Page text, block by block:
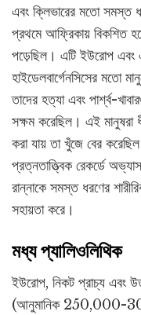
এবং ক্লিভারের মতো সমস্ত
প্রথমে আফ্রিকায় বিকশিত
পড়েছিল। এটি ইউরোপ এবং
হাইডেলবার্গেনসিসের মতো
তাদের হত্যা এবং পার্শ্ব-
সক্ষম করেছিল। এই মানুষরা
করা যায় তা খুঁজে বের
প্রত্নতাত্ত্বিক রেকর্ডে
রান্নাকে সমস্ত ধরণের
সহায়তা করে।
মধ্য প্যালিওলিথিক
ইউরোপ, নিকট প্রাচ্য এবং
(আনুমানিক 250,000-